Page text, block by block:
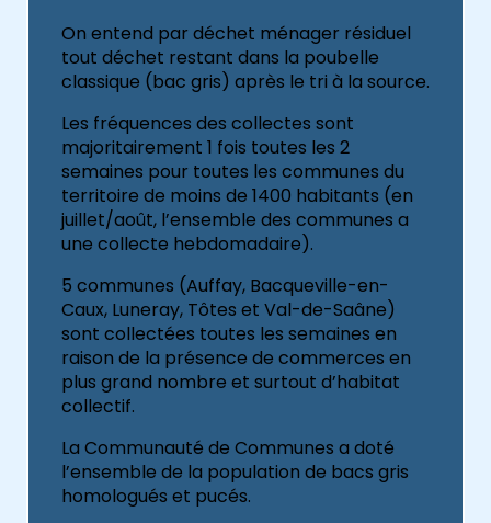
On entend par déchet ménager résiduel
tout déchet restant dans la poubelle
classique (bac gris) après le tri à la source.
Les fréquences des collectes sont
majoritairement 1 fois toutes les 2
semaines pour toutes les communes du
territoire de moins de 1400 habitants (en
juillet/août, l’ensemble des communes a
une collecte hebdomadaire).
5 communes (Auffay, Bacqueville-en-
Caux, Luneray, Tôtes et Val-de-Saâne)
sont collectées toutes les semaines en
raison de la présence de commerces en
plus grand nombre et surtout d’habitat
collectif.
La Communauté de Communes a doté
l’ensemble de la population de bacs gris
homologués et pucés.